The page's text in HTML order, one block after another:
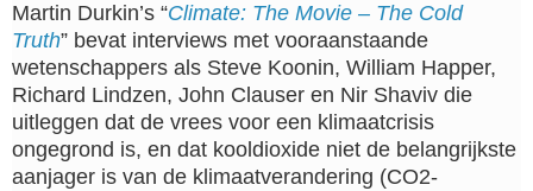
Martin Durkin’s “Climate: The Movie – The Cold
Truth” bevat interviews met vooraanstaande
wetenschappers als Steve Koonin, William Happer,
Richard Lindzen, John Clauser en Nir Shaviv die
uitleggen dat de vrees voor een klimaatcrisis
ongegrond is, en dat kooldioxide niet de belangrijkste
aanjager is van de klimaatverandering (CO2-